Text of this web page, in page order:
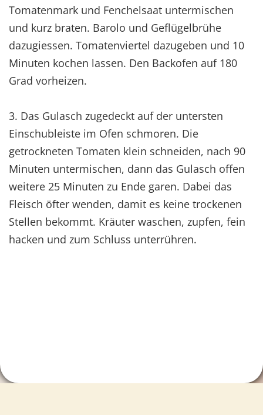
Tomatenmark und Fenchelsaat untermischen
und kurz braten. Barolo und Geflügelbrühe
dazugiessen. Tomatenviertel dazugeben und 10
Minuten kochen lassen. Den Backofen auf 180
Grad vorheizen.
3. Das Gulasch zugedeckt auf der untersten
Einschubleiste im Ofen schmoren. Die
getrockneten Tomaten klein schneiden, nach 90
Minuten untermischen, dann das Gulasch offen
weitere 25 Minuten zu Ende garen. Dabei das
Fleisch öfter wenden, damit es keine trockenen
Stellen bekommt. Kräuter waschen, zupfen, fein
hacken und zum Schluss unterrühren.